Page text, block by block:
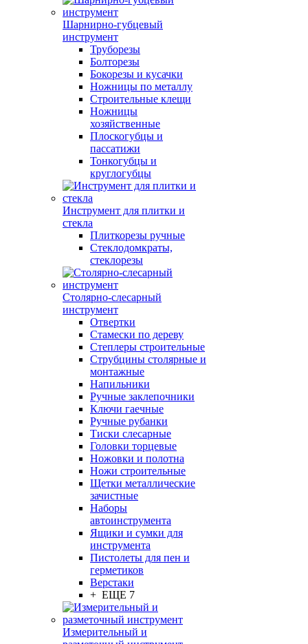
Шарнирно-губцевый
инструмент
Труборезы
Болторезы
Бокорезы и кусачки
Ножницы по металлу
Строительные клещи
Ножницы
хозяйственные
Плоскогубцы и
пассатижи
Тонкогубцы и
круглогубцы
Инструмент для плитки и
стекла
Плиткорезы ручные
Стеклодомкраты,
стеклорезы
Столярно-слесарный
инструмент
Отвертки
Стамески по дереву
Степлеры строительные
Струбцины столярные и
монтажные
Напильники
Ручные заклепочники
Ключи гаечные
Ручные рубанки
Тиски слесарные
Головки торцевые
Ножовки и полотна
Ножи строительные
Щетки металлические
зачистные
Наборы
автоинструмента
Ящики и сумки для
инструмента
Пистолеты для пен и
герметиков
Верстаки
+ ЕЩЕ 7
Измерительный и